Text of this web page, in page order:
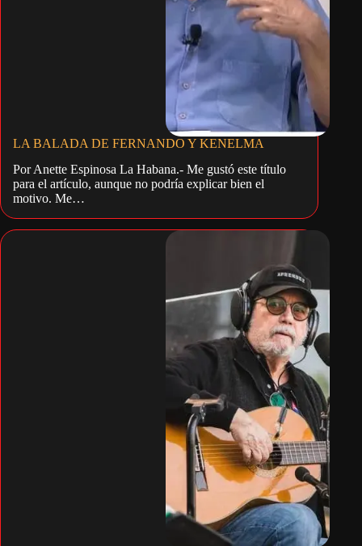
LA BALADA DE FERNANDO Y KENELMA
Por Anette Espinosa La Habana.- Me gustó este título
para el artículo, aunque no podría explicar bien el
motivo. Me…